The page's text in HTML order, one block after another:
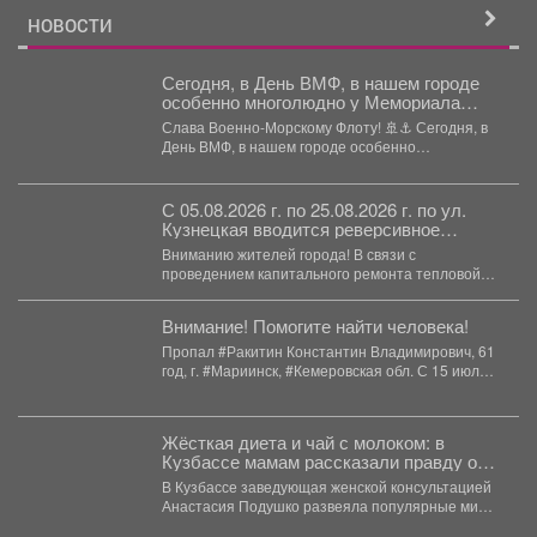
НОВОСТИ
Сегодня, в День ВМФ, в нашем городе
особенно многолюдно у Мемориала
Славы.
Слава Военно-Морскому Флоту! 🚢⚓️ Сегодня, в
День ВМФ, в нашем городе особенно
С 05.08.2026 г. по 25.08.2026 г. по ул.
Кузнецкая вводится реверсивное
движения для автотранспорта.
Вниманию жителей города! В связи с
проведением капитального ремонта тепловой
Внимание! Помогите найти человека!
Пропал #Ракитин Константин Владимирович, 61
год, г. #Мариинск, #Кемеровская обл. С 15 июля
Жёсткая диета и чай с молоком: в
Кузбассе мамам рассказали правду о
грудном вскармливании
В Кузбассе заведующая женской консультацией
Анастасия Подушко развеяла популярные мифы